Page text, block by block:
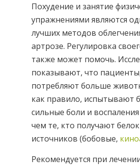
Похудение и занятие
упражнениями являются
лучших методов
артрозе. Регулировка
также может помочь.
показывают, что
потребляют больше
как правило, испытывают
сильные боли и
чем те, кто получают
источников (бобовые,
Рекомендуется при